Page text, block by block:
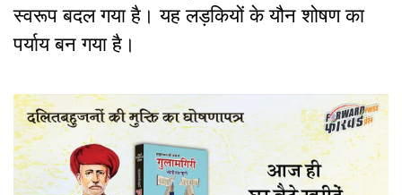
स्वरूप बदल गया है। यह लड़कियों के यौन शोषण का
पर्याय बन गया है।